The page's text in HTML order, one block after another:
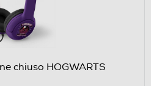
chiuso HOGWARTS